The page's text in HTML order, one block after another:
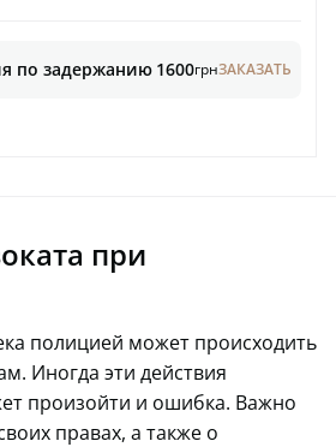
по задержанию 1600грнЗАКАЗАТЬ
при
полицией может происходить
Иногда эти действия
произойти и ошибка. Важно
правах, а также о